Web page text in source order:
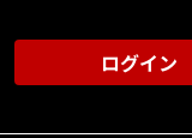
ログイン